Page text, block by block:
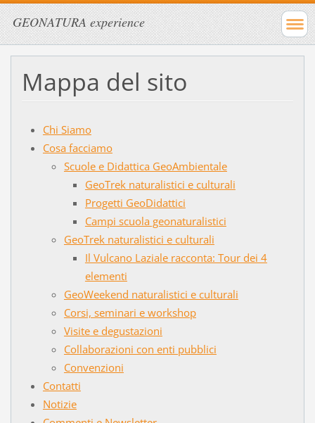
GEONATURA experience
Mappa del sito
Chi Siamo
Cosa facciamo
Scuole e Didattica GeoAmbientale
GeoTrek naturalistici e culturali
Progetti GeoDidattici
Campi scuola geonaturalistici
GeoTrek naturalistici e culturali
Il Vulcano Laziale racconta: Tour dei 4
elementi
GeoWeekend naturalistici e culturali
Corsi, seminari e workshop
Visite e degustazioni
Collaborazioni con enti pubblici
Convenzioni
Contatti
Notizie